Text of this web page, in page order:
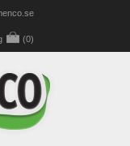
(0)